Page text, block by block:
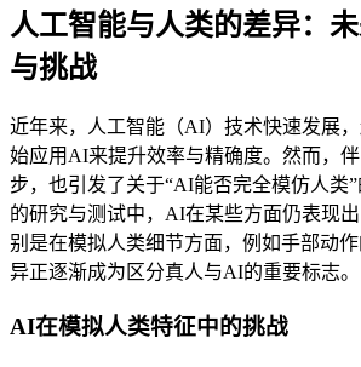
人工智能与人类的差异：
与挑战
近年来，人工智能（AI）技术快速发展
始应用AI来提升效率与精确度。然而，
步，也引发了关于“AI能否完全模仿人类
的研究与测试中，AI在某些方面仍表现
别是在模拟人类细节方面，例如手部动
异正逐渐成为区分真人与AI的重要标志。
AI在模拟人类特征中的挑战